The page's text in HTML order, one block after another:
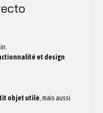
et design
objet utile, mais aussi